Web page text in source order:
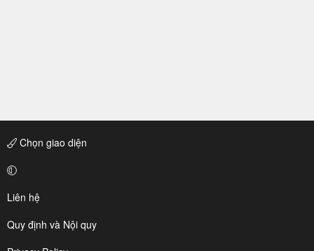
Chọn giao diện
Liên hệ
Quy định và Nội quy